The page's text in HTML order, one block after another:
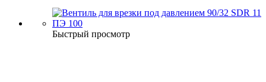
Быстрый просмотр